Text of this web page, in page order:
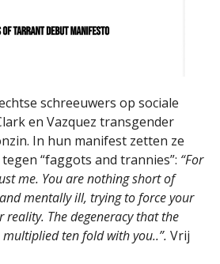
schreeuwers op sociale
en Vazquez transgender
In hun manifest zetten ze
“faggots and trannies”: “For
me. You are nothing short of
mentally ill, trying to force your
The degeneracy that the
ten fold with you..”. Vrij